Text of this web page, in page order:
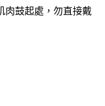
肉鼓起處，勿直接戴